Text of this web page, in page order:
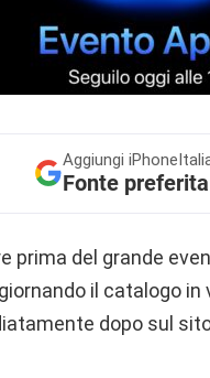
Aggiungi
Fonte
prima del grande
il catalogo
dopo sul